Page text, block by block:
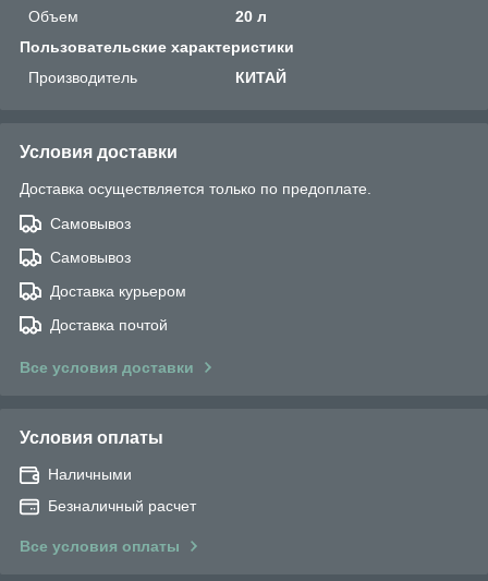
Объем
20 л
Пользовательские характеристики
Производитель
КИТАЙ
Условия доставки
Доставка осуществляется только по предоплате.
Самовывоз
Самовывоз
Доставка курьером
Доставка почтой
Все условия доставки
Условия оплаты
Наличными
Безналичный расчет
Все условия оплаты